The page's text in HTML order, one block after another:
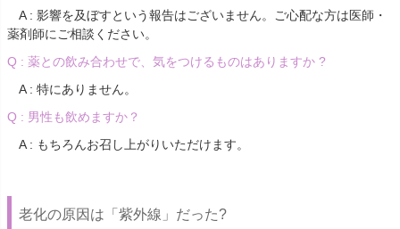
A : 影響を及ぼすという報告はございません。ご心配な方は医師・
薬剤師にご相談ください。
Q : 薬との飲み合わせで、気をつけるものはありますか ?
A : 特にありません。
Q : 男性も飲めますか？
A : もちろんお召し上がりいただけます。
老化の原因は「紫外線」だった?